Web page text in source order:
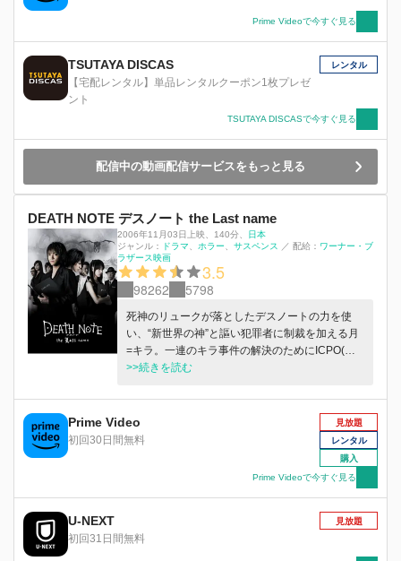
と言い、必ず捕まえると宣言。どちらが正義でど
ちらが悪なのか、どちらが死にどちらが生き残る
のか。そして、そんな2人の戦いを不敵な笑みを
浮かべ見つめる人物、ニア。新たな戦いがついに
幕をあける・・・
Prime Videoで今すぐ見る
TSUTAYA DISCAS
【宅配レンタル】単品レンタルクーポン1枚プレゼ
ント
レンタル
TSUTAYA DISCASで今すぐ見る
配信中の動画配信サービスをもっと見る
DEATH NOTE デスノート the Last name
2006年11月03日上映 140分
日本
ジャンル：
ドラマ ホラー サスペンス ／ 配給： ワーナー・ブ
ラザース映画
3.5
98262 5798
死神のリュークが落としたデスノートの力を使
い、“新世界の神”と謳い犯罪者に制裁を加える月
=キラ。一連のキラ事件の解決のためにICPO(イ
ンターポール)から捜査本部に送り込まれた天
査本部に乗り込み、Lと互いに腹を探り合う。そ
の折、リュークとは別の意志を持つ死神・レムの
デスノートを手に入れたアイドル・弥海砂
は、“第二のキラ”となり、月に協力を申し出る。
>>続きを読む
Prime Video
初回30日間無料
見放題
レンタル
購入
Prime Videoで今すぐ見る
U-NEXT
初回31日間無料
見放題